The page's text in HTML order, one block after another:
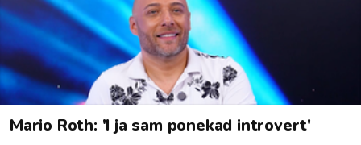
Mario Roth: 'I ja sam ponekad introvert'